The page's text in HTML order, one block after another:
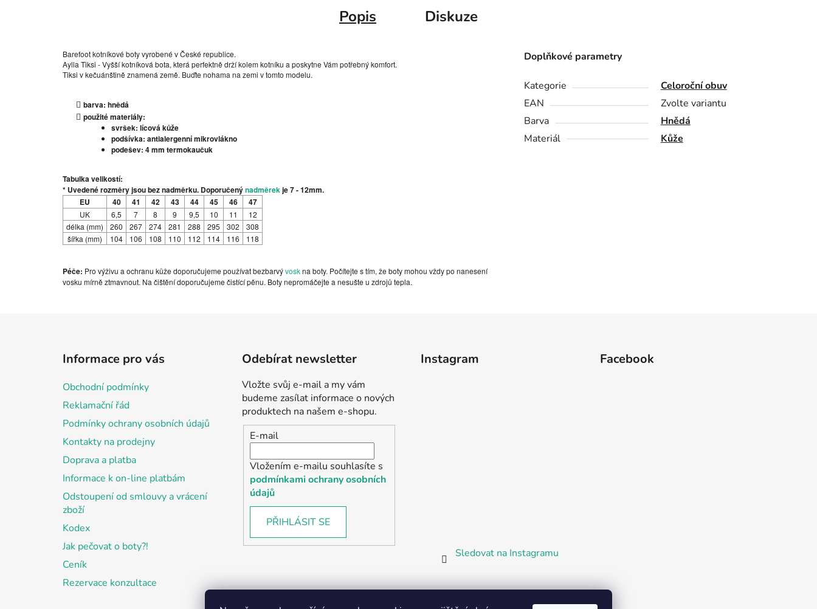
Popis Diskuze
Barefoot kotníkové boty vyrobené v České republice.
Aylla Tiksi - Vyšší kotníková bota, která perfektně drží kolem kotníku a poskytne Vám potřebný komfort.
Tiksi v kečuánštině znamená země. Buďte nohama na zemi v tomto modelu.
barva: hnědá
použité materiály:
svršek: lícová kůže
podšívka: antialergenní mikrovlákno
podešev: 4 mm termokaučuk
Tabulka velikostí:
* Uvedené rozměry jsou bez nadměrku. Doporučenýnadměrekje 7 - 12mm.
EU
40 41 42 43 44 45 46 47
UK 6,5 7 8 9 9,5 10 11
12
délka (mm)
260 267 274 281 288 295 302
308
šířka (mm)
104 106 108 110 112 114 116 118
Péče: Pro výživu a ochranu kůže doporučujeme používat bezbarvývoskna boty. Počítejte s tím, že boty mohou vždy po nanesení
vosku mírně ztmavnout. Na čištění doporučujeme čistící pěnu. Boty nepromáčejte a nesušte u zdrojů tepla.
Doplňkové parametry
Kategorie
Celoroční obuv
EAN
Zvolte variantu
Barva
Hnědá
Materiál
Kůže
Informace pro vás
Obchodní podmínky
Reklamační řád
Podmínky ochrany osobních údajů
Kontakty na prodejny
Doprava a platba
Informace k on-line platbám
Odstoupení od smlouvy a vrácení
zboží
Kodex
Jak pečovat o boty?!
Ceník
Rezervace konzultace
Odebírat newsletter
Vložte svůj e-mail a my vám
budeme zasílat informace o nových
produktech na našem e-shopu.
E-mail
Vložením e-mailu souhlasíte s
podmínkami ochrany osobních
údajů
PŘIHLÁSIT SE
Instagram
Sledovat na Instagramu
Facebook